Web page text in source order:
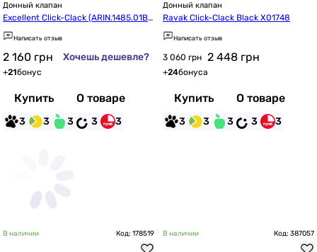
Донный клапан
Excellent Click-Clack (ARIN.1485.01B
L)
Написать отзыв
2 160 грн Хочешь дешевле?
+21бонус
Купить О товаре
3 3 3 3 3
Донный клапан
Ravak Click-Clack Black X01748
Написать отзыв
3 060 грн 2 448 грн
+24бонуса
Купить О товаре
3 3 3 3 3
В наличии Код: 178519 В наличии Код: 387057